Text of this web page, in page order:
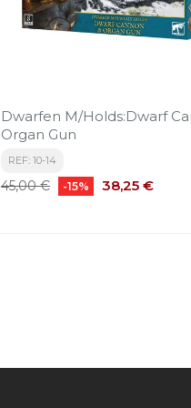
Dwarfen M/Holds:Dwarf
Organ Gun
REF: 10-14
Precio
45,00 € -15% Precio
38,25 €